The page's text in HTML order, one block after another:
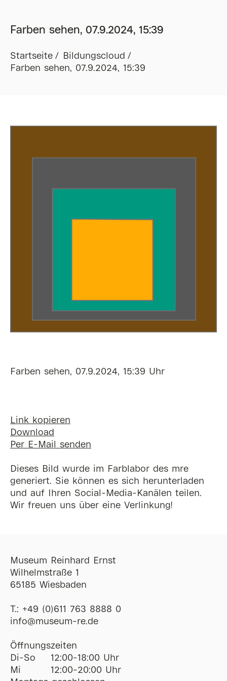
Farben sehen, 07.9.2024, 15:39
Startseite
Bildungscloud
Farben sehen, 07.9.2024, 15:39
Farben sehen, 07.9.2024, 15:39 Uhr
Link kopieren
Download
Per E-Mail senden
Dieses Bild wurde im Farblabor des mre
generiert. Sie können es sich herunterladen
und auf Ihren Social-Media-Kanälen teilen.
Wir freuen uns über eine Verlinkung!
Museum Reinhard Ernst
Wilhelmstraße 1
65185 Wiesbaden
T.: +49 (0)611 763 8888 0
ofni@museum-re de
Öffnungszeiten
Di-So
12:00-18:00 Uhr
Mi
12:00-20:00 Uhr